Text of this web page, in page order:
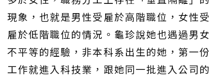
現象，也就是男性受雇於高階職位，女性受
雇於低階職位的情況。龜珍說她也遇過男女
不平等的經驗，非本科系出生的她，第一份
工作就進入科技業，跟她同一批進入公司的